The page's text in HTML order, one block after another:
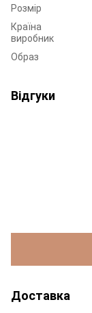
Розмір
Країна
виробник
Образ
Відгуки
Доставка